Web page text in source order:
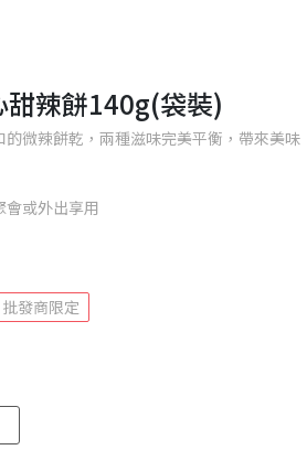
甜辣餅140g(袋裝)
微辣餅乾，兩種滋味完美平衡，帶來美味
或外出享用
批發商限定